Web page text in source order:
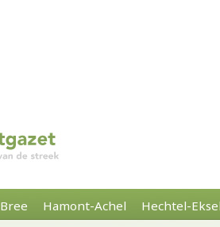
Bree Hamont-Achel Hechtel-